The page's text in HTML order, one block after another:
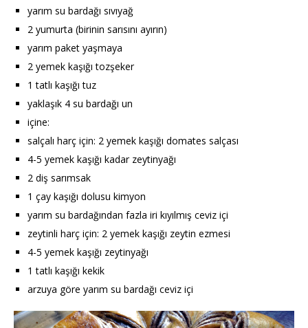
yarım su bardağı sıvıyağ
2 yumurta (birinin sarısını ayırın)
yarım paket yaşmaya
2 yemek kaşığı tozşeker
1 tatlı kaşığı tuz
yaklaşık 4 su bardağı un
içine:
salçalı harç için: 2 yemek kaşığı domates salçası
4-5 yemek kaşığı kadar zeytinyağı
2 diş sarımsak
1 çay kaşığı dolusu kimyon
yarım su bardağından fazla iri kıyılmış ceviz içi
zeytinli harç için: 2 yemek kaşığı zeytin ezmesi
4-5 yemek kaşığı zeytinyağı
1 tatlı kaşığı kekik
arzuya göre yarım su bardağı ceviz içi